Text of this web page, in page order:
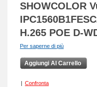
SHOWCOLOR
H.265 POE D-
Per saperne di più
Aggiungi Al Carrello
| Confronta